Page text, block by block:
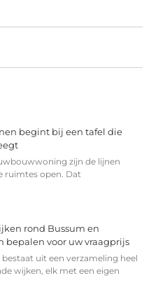
begint bij een tafel die
zijn de lijnen
ruimtes open. Dat
rond Bussum en
bepalen voor uw vraagprijs
uit een verzameling heel
wijken, elk met een eigen